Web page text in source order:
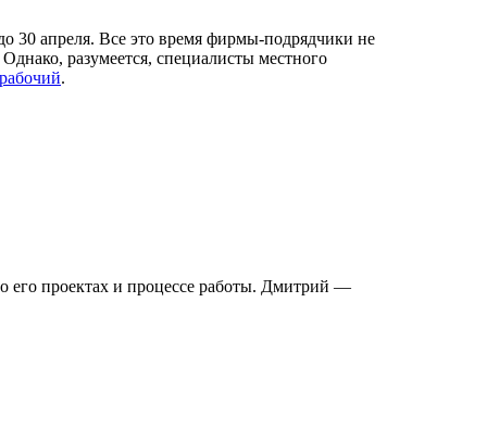
30 апреля. Все это время фирмы-подрядчики не
разумеется, специалисты местного
.
его проектах и процессе работы. Дмитрий —